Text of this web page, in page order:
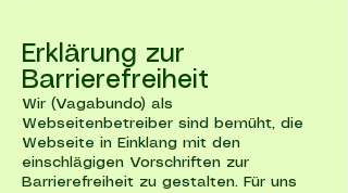
Erklärung zur
Barrierefreiheit
Wir (Vagabundo) als
Webseitenbetreiber sind bemüht, die
Webseite in Einklang mit den
einschlägigen Vorschriften zur
Barrierefreiheit zu gestalten. Für uns